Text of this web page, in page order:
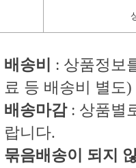
배송비
: 상품정보
료 등 배송비 별도)
배송마감: 상품별
랍니다.
묶음배송이 되지